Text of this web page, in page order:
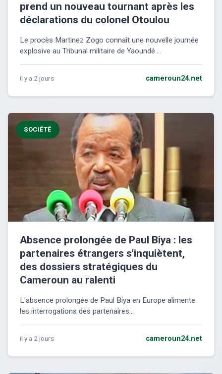
prend un nouveau tournant après les
déclarations du colonel Otoulou
Le procès Martinez Zogo connaît une nouvelle journée
explosive au Tribunal militaire de Yaoundé....
il y a 2 jours cameroun24.net
SOCIÉTÉ
Absence prolongée de Paul Biya : les
partenaires étrangers s'inquiètent,
des dossiers stratégiques du
Cameroun au ralenti
L'absence prolongée de Paul Biya en Europe alimente
les interrogations des partenaires...
il y a 2 jours cameroun24.net